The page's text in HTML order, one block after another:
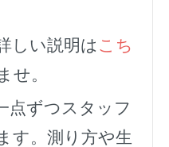
しい説明は こち
せ。
点ずつスタッフ
す。測り方や生